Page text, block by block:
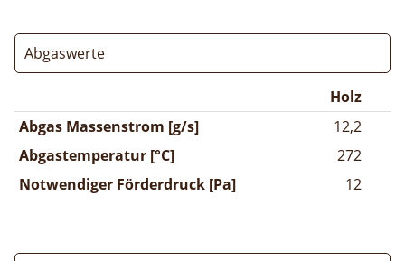
Abgaswerte
Holz
Abgas Massenstrom [g/s]
12,2
Abgastemperatur [°C]
272
Notwendiger Förderdruck [Pa]
12